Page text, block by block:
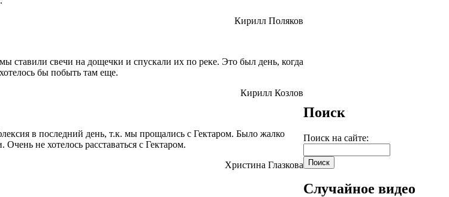
Кирилл Поляков
ставили свечи на дощечки и спускали их по реке. Это был день, когда
бы побыть там еще.
Кирилл Козлов
в последний день, т.к. мы прощались с Гектаром. Было жалко
не хотелось расставаться с Гектаром.
Христина Глазкова
Поиск
Поиск на сайте:
Случайное видео